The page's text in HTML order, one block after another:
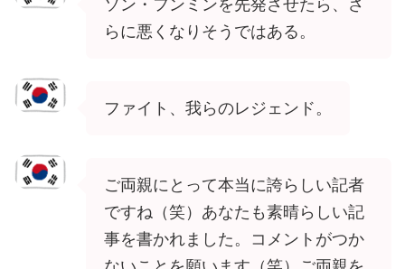
ソン・フンミンを先発させたら、さ
らに悪くなりそうではある。
ファイト、我らのレジェンド。
ご両親にとって本当に誇らしい記者
ですね（笑）あなたも素晴らしい記
事を書かれました。コメントがつか